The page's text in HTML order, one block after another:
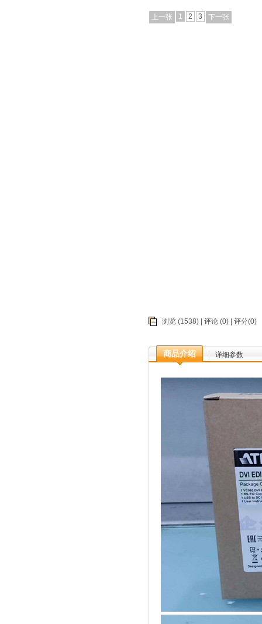
上一张 1 2 3 下一张
浏览 (1538) | 评论 (0) | 评分(0)
商品介绍 详细参数